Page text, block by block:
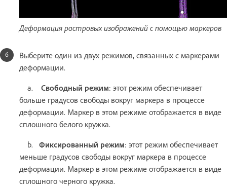
Деформация растровых изображений с помощью маркеров
Выберите один из двух режимов, связанных с маркерами
деформации.
a. Свободный режим: этот режим обеспечивает
больше градусов свободы вокруг маркера в процессе
деформации. Маркер в этом режиме отображается в виде
сплошного белого кружка.
b. Фиксированный режим: этот режим обеспечивает
меньше градусов свободы вокруг маркера в процессе
деформации. Маркер в этом режиме отображается в виде
сплошного черного кружка.